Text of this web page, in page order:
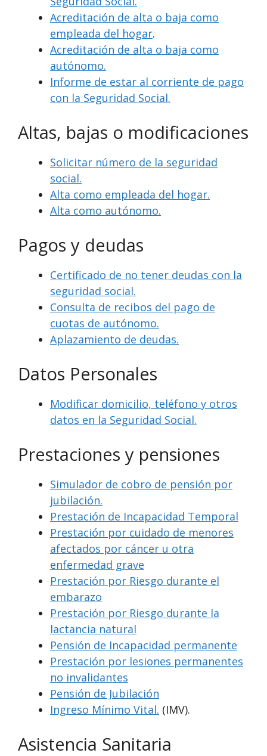
Acreditación de alta o baja como
empleada del hogar.
Acreditación de alta o baja como
autónomo.
Informe de estar al corriente de pago
con la Seguridad Social.
Altas, bajas o modificaciones
Solicitar número de la seguridad
social.
Alta como empleada del hogar.
Alta como autónomo.
Pagos y deudas
Certificado de no tener deudas con la
seguridad social.
Consulta de recibos del pago de
cuotas de autónomo.
Aplazamiento de deudas.
Datos Personales
Modificar domicilio, teléfono y otros
datos en la Seguridad Social.
Prestaciones y pensiones
Simulador de cobro de pensión por
jubilación.
Prestación de Incapacidad Temporal
Prestación por cuidado de menores
afectados por cáncer u otra
enfermedad grave
Prestación por Riesgo durante el
embarazo
Prestación por Riesgo durante la
lactancia natural
Pensión de Incapacidad permanente
Prestación por lesiones permanentes
no invalidantes
Pensión de Jubilación
Ingreso Mínimo Vital. (IMV).
Asistencia Sanitaria